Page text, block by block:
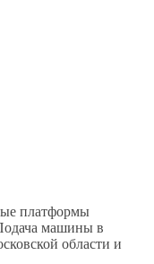
платформы
машины в
области и